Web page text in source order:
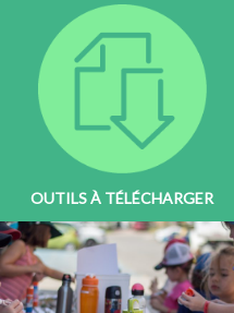
OUTILS À TÉLÉCHARGER